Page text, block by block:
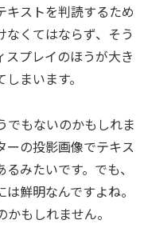
キストを判読するため
くてはならず、そう
プレイのほうが大き
まいます。
でもないのかもしれま
ーの投影画像でテキス
みたいです。でも、
鮮明なんですよね。
もしれません。